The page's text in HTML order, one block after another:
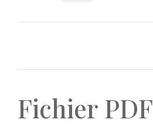
Fichier PDF